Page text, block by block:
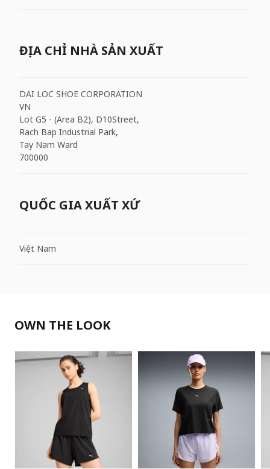
ĐỊA CHỈ NHÀ SẢN XUẤT
DAI LOC SHOE CORPORATION
VN
Lot G5 - (Area B2), D10Street,
Rach Bap Industrial Park,
Tay Nam Ward
700000
QUỐC GIA XUẤT XỨ
Việt Nam
OWN THE LOOK